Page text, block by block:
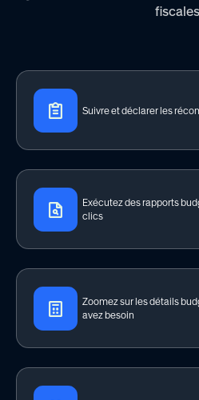
Suivre et déclarer les
Exécutez des rapports
clics
Zoomez sur les détails
avez besoin